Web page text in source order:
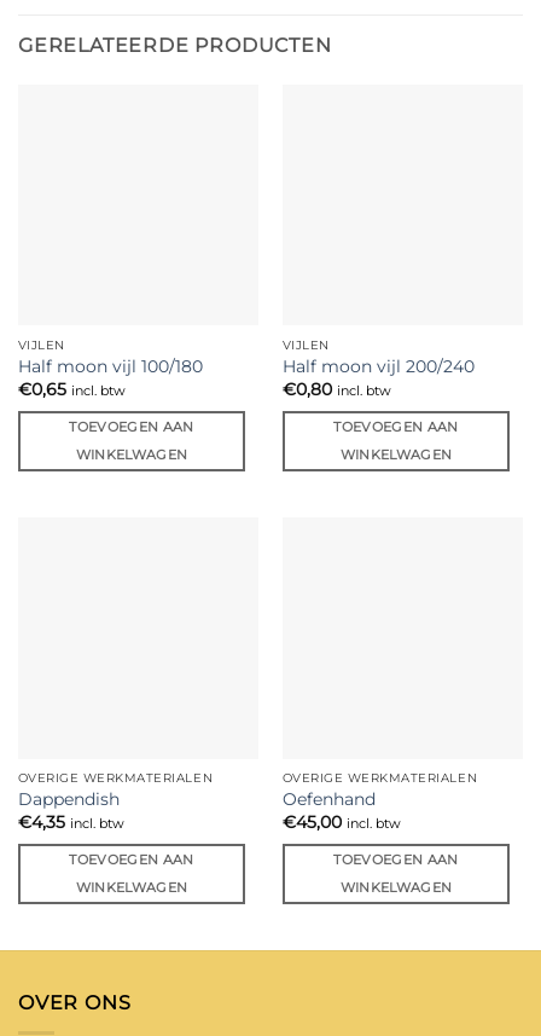
GERELATEERDE PRODUCTEN
VIJLEN
Half moon vijl 100/180
€0,65 incl. btw
TOEVOEGEN AAN
WINKELWAGEN
VIJLEN
Half moon vijl 200/240
€0,80 incl. btw
TOEVOEGEN AAN
WINKELWAGEN
OVERIGE WERKMATERIALEN
Dappendish
€4,35 incl. btw
TOEVOEGEN AAN
WINKELWAGEN
OVERIGE WERKMATERIALEN
Oefenhand
€45,00 incl. btw
TOEVOEGEN AAN
WINKELWAGEN
OVER ONS